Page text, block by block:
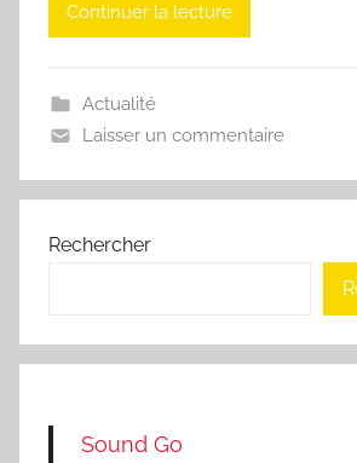
Continuer la lecture
Actualité
Laisser un commentaire
Rechercher
Sound Go